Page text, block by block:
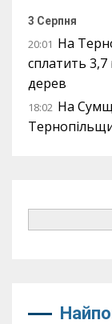
3 Серпня
20:01 На
сплатить
дерев
18:02 На